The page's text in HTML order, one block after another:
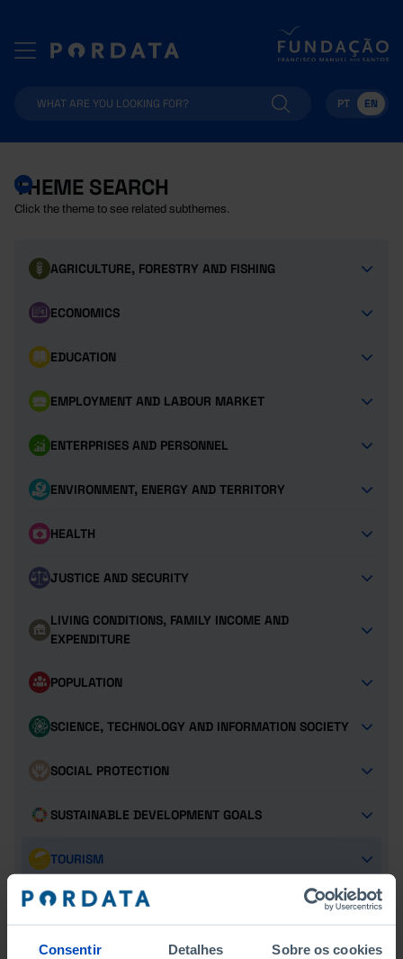
Consentir Detalhes Sobre os cookies
PT EN
THEME SEARCH
Click the theme to see related subthemes.
AGRICULTURE, FORESTRY AND FISHING
ECONOMICS
EDUCATION
EMPLOYMENT AND LABOUR MARKET
ENTERPRISES AND PERSONNEL
ENVIRONMENT, ENERGY AND TERRITORY
HEALTH
JUSTICE AND SECURITY
LIVING CONDITIONS, FAMILY INCOME AND
EXPENDITURE
POPULATION
SCIENCE, TECHNOLOGY AND INFORMATION SOCIETY
SOCIAL PROTECTION
SUSTAINABLE DEVELOPMENT GOALS
TOURISM
TOURIST ACCOMMODATIONS
OCCUPATION OF TOURIST ACCOMMODATIONS